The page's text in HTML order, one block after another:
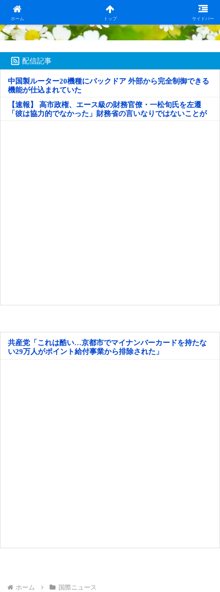
ホーム トップ サイドバー
日本第一！ニュース録
配信記事
中国製ルーター20機種にバックドア 外部から完全制御できる
機能が仕込まれていた
【速報】 高市政権、エース級の財務官僚・一松旬氏を左遷
「彼は協力的でなかった」財務省の言いなりではないことが
判明
共産党「これは酷い…京都市でマイナンバーカードを持たな
い29万人がポイント給付事業から排除された」
ホーム 国際ニュース